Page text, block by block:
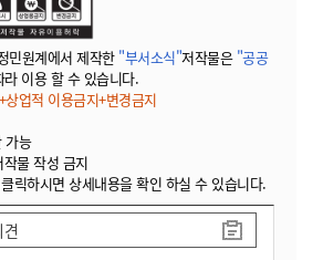
민원계에서 제작한 "부서소식"저작물은 "공공
라 이용 할 수 있습니다.
업적 이용금지+변경금지
가능
물 작성 금지
릭하시면 상세내용을 확인 하실 수 있습니다.